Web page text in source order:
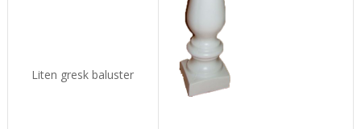
Liten gresk baluster